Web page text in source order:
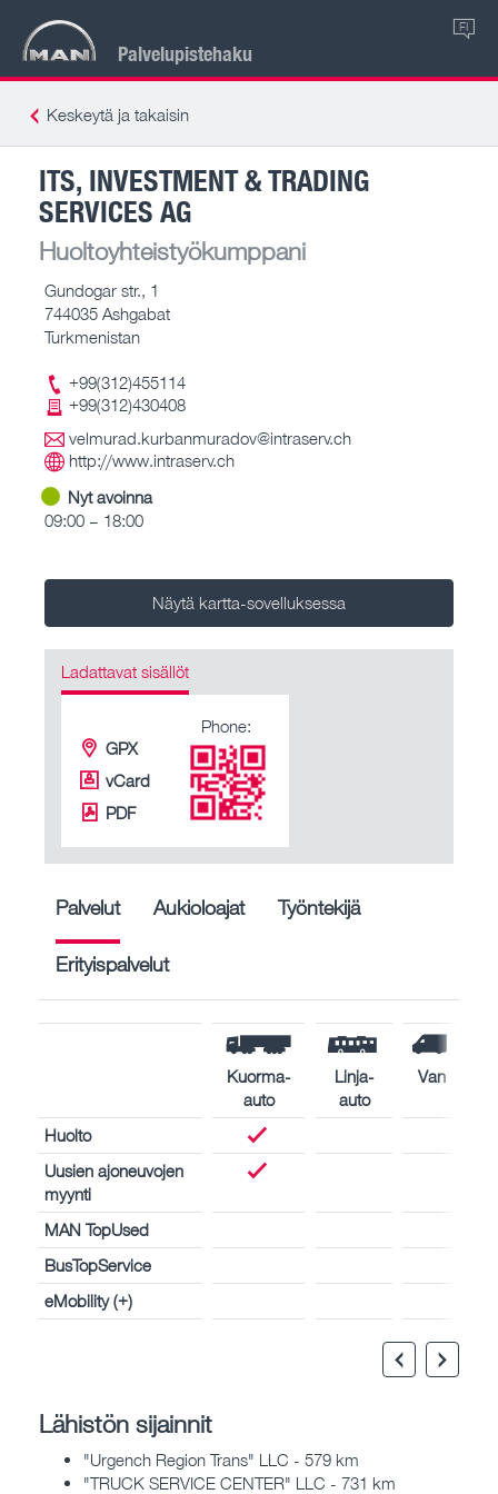
Palvelupistehaku
FI
Keskeytä ja takaisin
ITS, INVESTMENT & TRADING
SERVICES AG
Huoltoyhteistyökumppani
Gundogar str., 1
744035 Ashgabat
Turkmenistan
+99(312)455114
+99(312)430408
velmurad.kurbanmuradov@intraserv.ch
http://www.intraserv.ch
Nyt avoinna
09:00 – 18:00
Näytä kartta-sovelluksessa
Ladattavat sisällöt
GPX
vCard
PDF
Phone:
Palvelut Aukioloajat Työntekijä
Erityispalvelut
Kuorma-
auto
Linja-
auto
Van
Huolto
Uusien ajoneuvojen
myynti
MAN TopUsed
BusTopService
eMobility (+)
Lähistön sijainnit
"Urgench Region Trans" LLC - 579 km
"TRUCK SERVICE CENTER" LLC - 731 km